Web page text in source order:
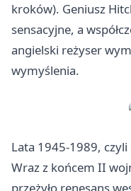
kroków). Geniusz
sensacyjne, a
angielski reżyser
wymyślenia.
Lata 1945-1989,
Wraz z końcem II